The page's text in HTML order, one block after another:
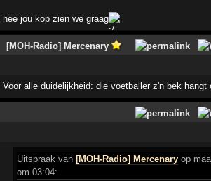
nee jou kop zien we graag
[MOH-Radio] Mercenary
Voor alle duidelijkheid: die voetballer z'n bek hangt
Uitspraak van [MOH-Radio] Mercenary op
om 03:04: